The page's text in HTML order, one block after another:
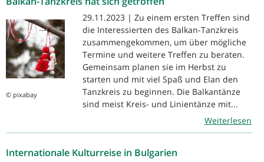
© pixabay
29.11.2023 | Zu einem ersten Treffen sind
die Interessierten des Balkan-Tanzkreis
zusammengekommen, um über mögliche
Termine und weitere Treffen zu beraten.
Gemeinsam planen sie im Herbst zu
starten und mit viel Spaß und Elan den
Tanzkreis zu beginnen. Die Balkantänze
sind meist Kreis- und Linientänze mit...
Weiterlesen
Internationale Kulturreise in Bulgarien